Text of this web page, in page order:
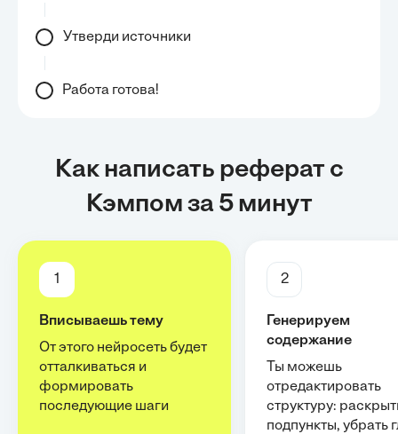
Утверди источники
Работа готова!
Как написать реферат с
Кэмпом за 5 минут
1
Вписываешь тему
От этого нейросеть будет
отталкиваться и
формировать
последующие шаги
2
Генерируем
содержание
Ты можешь
отредактировать
структуру:
подпункты, убрать